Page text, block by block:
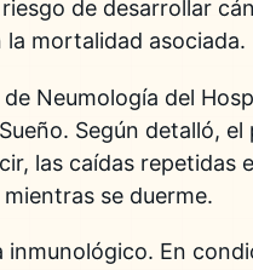
de desarrollar
mortalidad asociada.
de Neumología del
. Según detalló,
las caídas repetidas
se duerme.
En